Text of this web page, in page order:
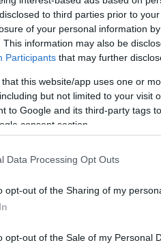
to third parties prior to
of your personal information
This information may also be
Participants that may further
that this website/app uses one or
but not limited to your visit
to Google and its third-party tags
consent section.
Data Processing Opt Outs
opt-out of the Sharing of my
opt-out of the Sale of my Personal